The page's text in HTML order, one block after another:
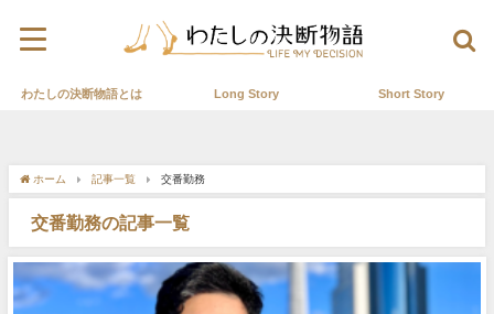
わたしの決断物語とは Long Story Short Story
ホーム 記事一覧 交番勤務
交番勤務の記事一覧